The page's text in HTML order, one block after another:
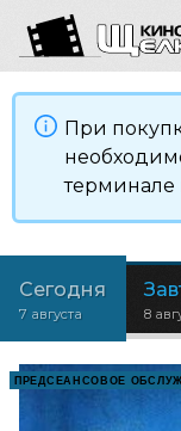
При
терминале
Сегодня
7 августа 8
ПРЕДСЕАНСОВОЕ